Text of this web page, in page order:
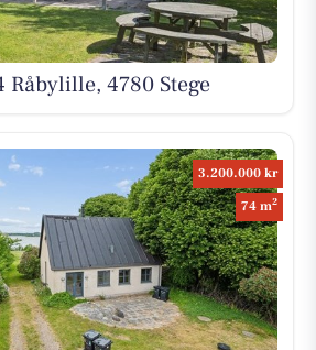
4780 Stege
3.200.000 kr
74 m2